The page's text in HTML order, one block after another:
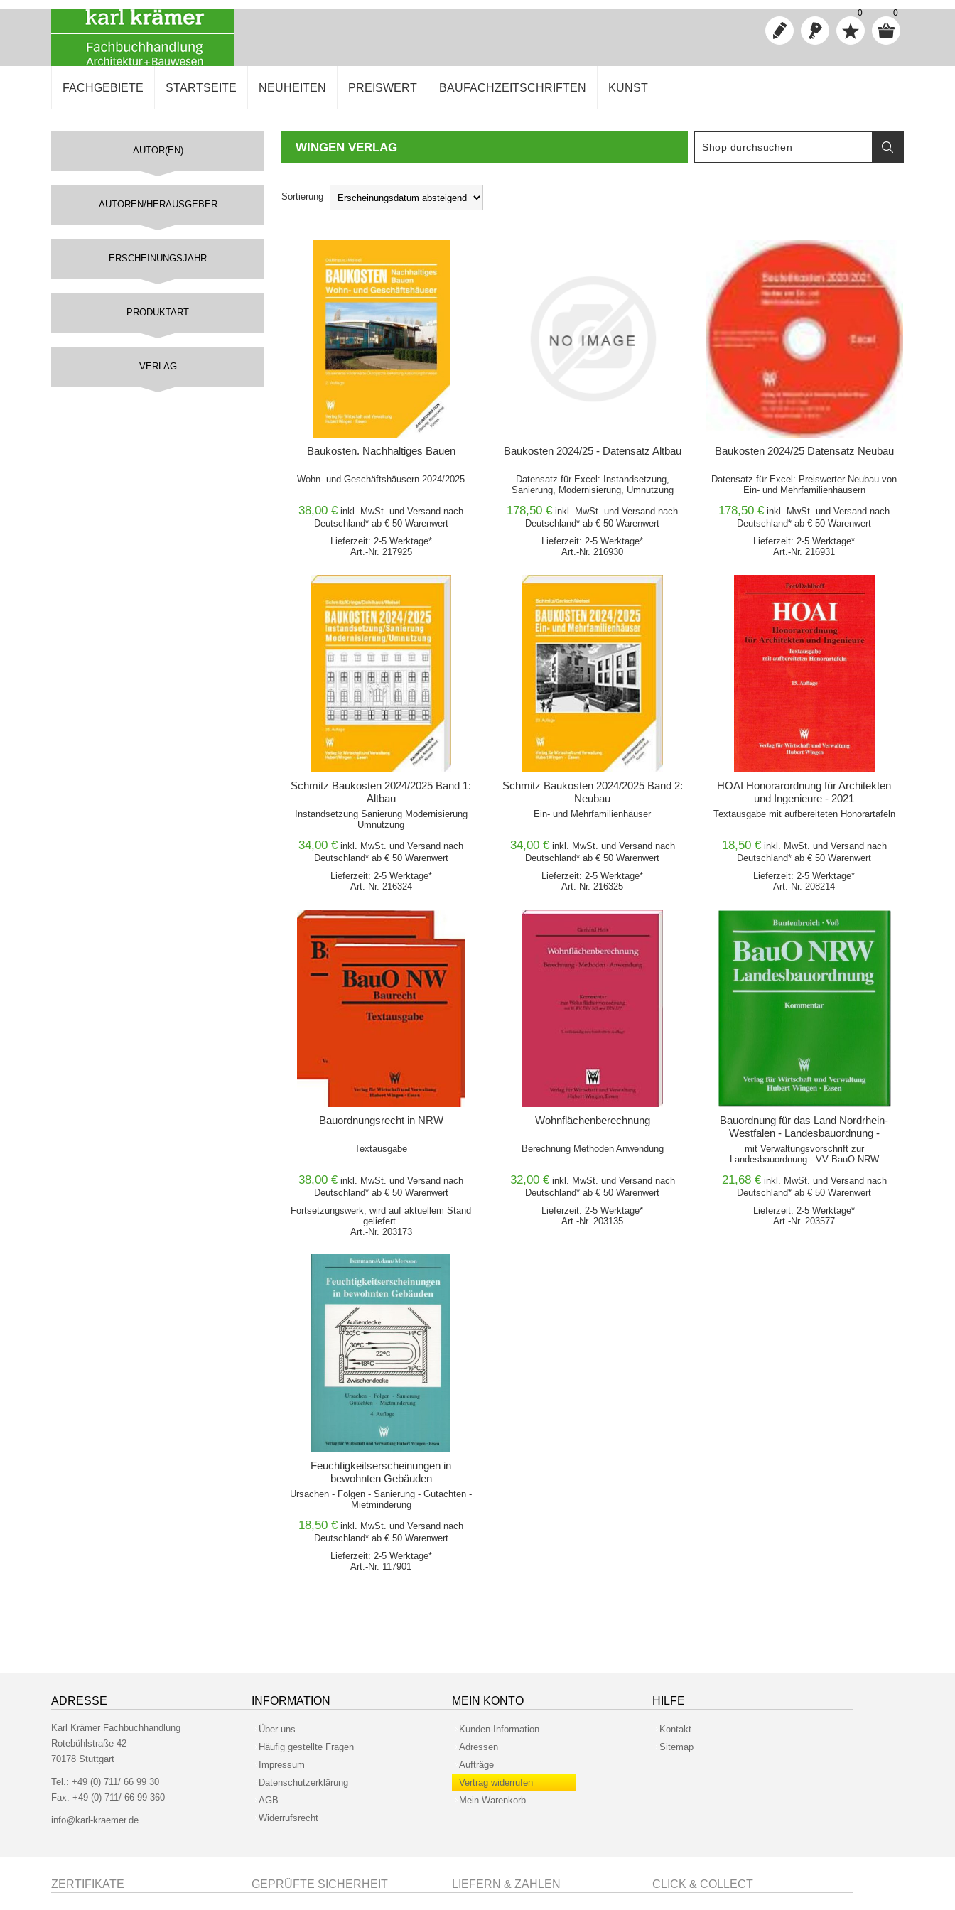
0 0
FACHGEBIETE STARTSEITE NEUHEITEN PREISWERT BAUFACHZEITSCHRIFTEN KUNST
WINGEN VERLAG
Sortierung
Baukosten. Nachhaltiges Bauen
Wohn- und Geschäftshäusern 2024/2025
38,00 € inkl. MwSt. undVersand nach
Deutschland* ab € 50 Warenwert
Lieferzeit: 2-5 Werktage*
Art.-Nr. 217925
Baukosten 2024/25 - Datensatz Altbau
Datensatz für Excel: Instandsetzung,
Sanierung, Modernisierung, Umnutzung
178,50 € inkl. MwSt. undVersand nach
Deutschland* ab € 50 Warenwert
Lieferzeit: 2-5 Werktage*
Art.-Nr. 216930
Baukosten 2024/25 Datensatz Neubau
Datensatz für Excel: Preiswerter Neubau von
Ein- und Mehrfamilienhäusern
178,50 € inkl. MwSt. undVersand nach
Deutschland* ab € 50 Warenwert
Lieferzeit: 2-5 Werktage*
Art.-Nr. 216931
IN DEN WARENKORB
Schmitz Baukosten 2024/2025 Band 1:
Altbau
Instandsetzung Sanierung Modernisierung
Umnutzung
34,00 € inkl. MwSt. undVersand nach
Deutschland* ab € 50 Warenwert
Lieferzeit: 2-5 Werktage*
Art.-Nr. 216324
Schmitz Baukosten 2024/2025 Band 2:
Neubau
Ein- und Mehrfamilienhäuser
34,00 € inkl. MwSt. und Versand nach
Deutschland* ab € 50 Warenwert
Lieferzeit: 2-5 Werktage*
Art.-Nr. 216325
HOAI Honorarordnung für Architekten
und Ingenieure - 2021
Textausgabe mit aufbereiteten Honorartafeln
18,50 € inkl. MwSt. und Versand nach
Deutschland* ab € 50 Warenwert
Lieferzeit: 2-5 Werktage*
Art.-Nr. 208214
IN DEN WARENKORB
Bauordnungsrecht in NRW
Textausgabe
38,00 € inkl. MwSt. undVersand nach
Deutschland* ab € 50 Warenwert
Fortsetzungswerk, wird auf aktuellem Stand
geliefert.
Art.-Nr. 203173
Wohnflächenberechnung
Berechnung Methoden Anwendung
32,00 € inkl. MwSt. und Versand nach
Deutschland* ab € 50 Warenwert
Lieferzeit: 2-5 Werktage*
Art.-Nr. 203135
Bauordnung für das Land Nordrhein-
Westfalen - Landesbauordnung -
Kommentar
mit Verwaltungsvorschrift zur
Landesbauordnung - VV BauO NRW
21,68 € inkl. MwSt. und Versand nach
Deutschland* ab € 50 Warenwert
Lieferzeit: 2-5 Werktage*
Art.-Nr. 203577
IN DEN WARENKORB
Feuchtigkeitserscheinungen in
bewohnten Gebäuden
Ursachen - Folgen - Sanierung - Gutachten -
Mietminderung
18,50 € inkl. MwSt. undVersand nach
Deutschland* ab € 50 Warenwert
Lieferzeit: 2-5 Werktage*
Art.-Nr. 117901
IN DEN WARENKORB
AUTOR(EN)
AUTOREN/HERAUSGEBER
ERSCHEINUNGSJAHR
PRODUKTART
VERLAG
ADRESSE
Karl Krämer Fachbuchhandlung
Rotebühlstraße 42
70178 Stuttgart
Tel.: +49 (0) 711/ 66 99 30
Fax: +49 (0) 711/ 66 99 360
info@karl-kraemer.de
INFORMATION
Über uns
Häufig gestellte Fragen
Impressum
Datenschutzerklärung
AGB
Widerrufsrecht
MEIN KONTO
Kunden-Information
Adressen
Aufträge
Vertrag widerrufen
Mein Warenkorb
HILFE
Kontakt
Sitemap
ZERTIFIKATE GEPRÜFTE SICHERHEIT LIEFERN & ZAHLEN CLICK & COLLECT